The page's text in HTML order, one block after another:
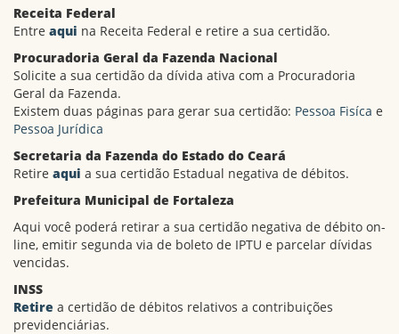
Receita Federal
Entre aqui na Receita Federal e retire a sua certidão.
Procuradoria Geral da Fazenda Nacional
Solicite a sua certidão da dívida ativa com a Procuradoria
Geral da Fazenda.
Existem duas páginas para gerar sua certidão: Pessoa Fisíca e
Pessoa Jurídica
Secretaria da Fazenda do Estado do Ceará
Retire aqui a sua certidão Estadual negativa de débitos.
Prefeitura Municipal de Fortaleza
Aqui você poderá retirar a sua certidão negativa de débito on-
line, emitir segunda via de boleto de IPTU e parcelar dívidas
vencidas.
INSS
Retire a certidão de débitos relativos a contribuições
previdenciárias.